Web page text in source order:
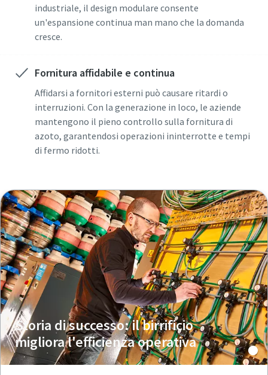
Riduzione delle emissioni di carbonio per una produzione
ecologica: tutto quello che c'è da sapere
industriale, il design modulare consente
un'espansione continua man mano che la domanda
cresce.
Fornitura affidabile e continua
Affidarsi a fornitori esterni può causare ritardi o
interruzioni. Con la generazione in loco, le aziende
mantengono il pieno controllo sulla fornitura di
azoto, garantendosi operazioni ininterrotte e tempi
di fermo ridotti.
Storia di successo: il birrificio
migliora l'efficienza operativa